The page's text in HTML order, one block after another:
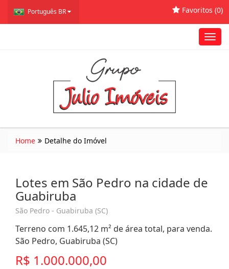
Português BR Favoritos (0)
Home Detalhe do Imóvel
Lotes em São Pedro na cidade de
Guabiruba
São Pedro - Guabiruba (SC)
Terreno com 1.645,12 m² de área total, para venda.
São Pedro, Guabiruba (SC)
R$ 1.000.000,00